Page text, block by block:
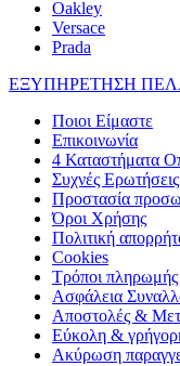
Oakley
Versace
Prada
ΕΞΥΠΗΡΕΤΗΣΗ
Ποιοι Είμαστε
Επικοινωνία
4 Καταστήματα
Συχνές Ερωτήσεις
Προστασία
Όροι Χρήσης
Πολιτική
Cookies
Τρόποι πληρωμής
Ασφάλεια
Αποστολές &
Εύκολη &
Ακύρωση